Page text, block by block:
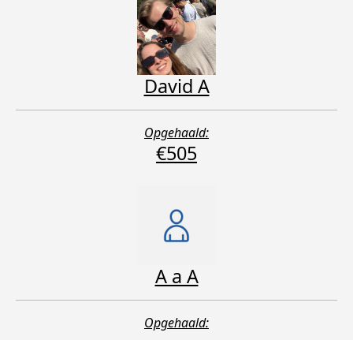
David A
Opgehaald:
€505
A a A
Opgehaald: